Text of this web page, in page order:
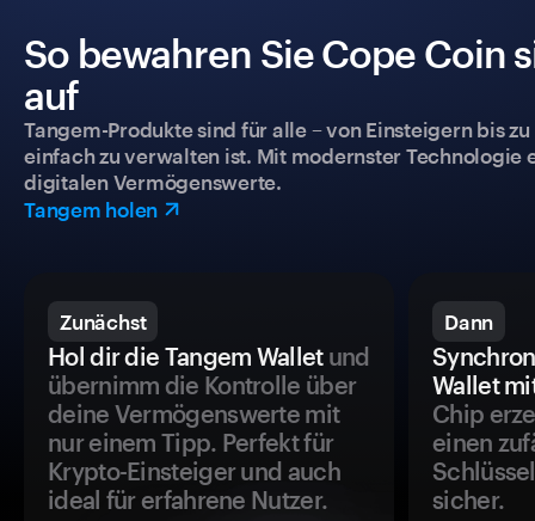
So bewahren Sie Cope Coin
auf
Tangem-Produkte sind für alle – von Einsteigern bis
einfach zu verwalten ist. Mit modernster
digitalen Vermögenswerte.
Tangem holen
Zunächst
Hol dir die Tangem Walletund
übernimm die Kontrolle über
deine Vermögenswerte mit
nur einem Tipp. Perfekt für
Krypto-Einsteiger und auch
ideal für erfahrene Nutzer.
Dann
Wallet
Chip
einen
sicher.